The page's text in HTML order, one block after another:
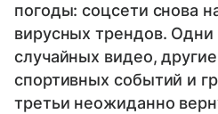
погоды: соцсети снова
вирусных трендов.
случайных видео,
спортивных событий и
третьи неожиданно